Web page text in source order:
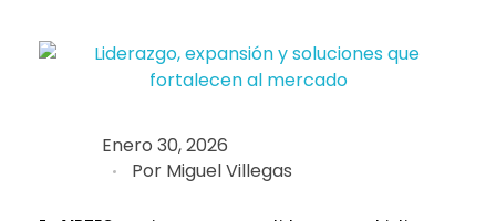
Enero 30, 2026
Por Miguel Villegas